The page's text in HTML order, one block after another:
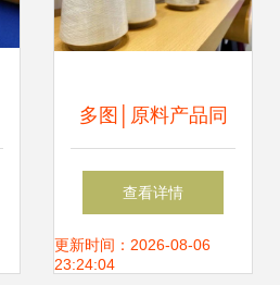
多图│原料产品同
台展出 “丝丽雅
造”纺织品抢镜上海
查看详情
更新时间：2026-08-06
23:24:04